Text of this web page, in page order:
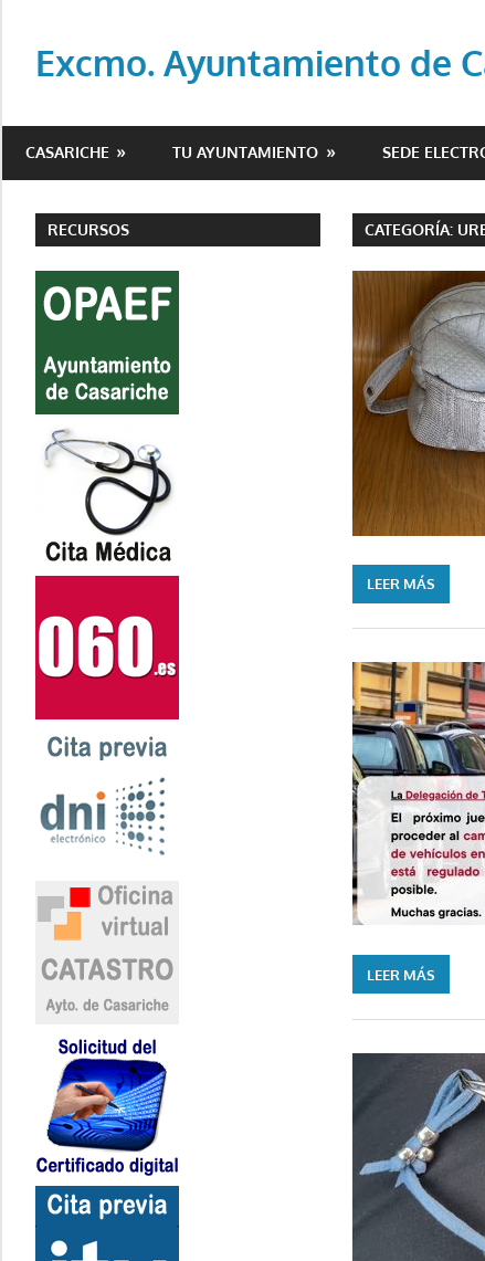
contenido
Excmo. Ayuntamiento de
del
de
Casariche
CASARICHE TU AYUNTAMIENTO SEDE
CATEGORÍA:
LEER MÁS
LEER MÁS
RECURSOS